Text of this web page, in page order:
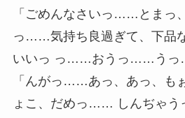
「ごめんなさいっ……とまっ
っ……気持ち良過ぎて、下品
いいっ っ……おうっ……う
「んがっ……あっ、あっ、
ょこ、だめっ…… しんぢゃう